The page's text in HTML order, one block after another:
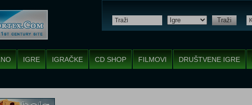
Traži
IGRE IGRAČKE CD SHOP FILMOVI DRUŠTVENE IGRE